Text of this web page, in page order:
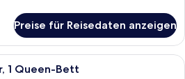
Preise für Reisedaten anzeigen
Ein Schlafzimmer mit einem Bett,
1 Queen-Bett